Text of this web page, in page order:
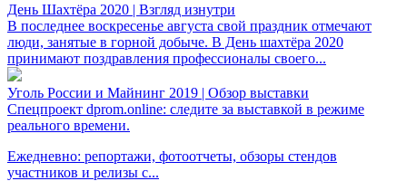
День Шахтёра 2020 | Взгляд изнутри
В последнее воскресенье августа свой праздник отмечают
люди, занятые в горной добыче. В День шахтёра 2020
принимают поздравления профессионалы своего...
Уголь России и Майнинг 2019 | Обзор выставки
Спецпроект dprom.online: следите за выставкой в режиме
реального времени.
Ежедневно: репортажи, фотоотчеты, обзоры стендов
участников и релизы с...